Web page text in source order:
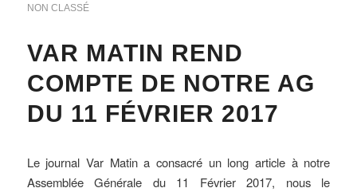
NON CLASSÉ
VAR MATIN REND
COMPTE DE NOTRE AG
DU 11 FÉVRIER 2017
Le journal Var Matin a consacré un long article à notre
Assemblée Générale du 11 Février 2017, nous le